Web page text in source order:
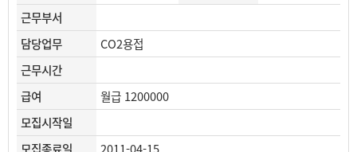
근무부서
담당업무
CO2용접
근무시간
급여
월급 1200000
모집시작일